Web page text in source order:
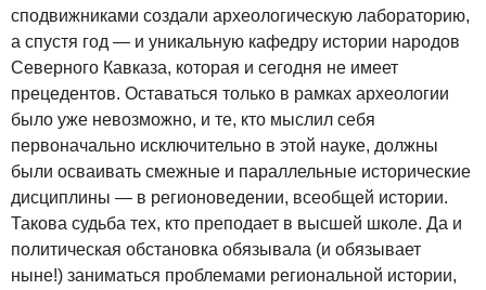
сподвижниками создали археологическую лабораторию,
а спустя год — и уникальную кафедру истории народов
Северного Кавказа, которая и сегодня не имеет
прецедентов. Оставаться только в рамках археологии
было уже невозможно, и те, кто мыслил себя
первоначально исключительно в этой науке, должны
были осваивать смежные и параллельные исторические
дисциплины — в регионоведении, всеобщей истории.
Такова судьба тех, кто преподает в высшей школе. Да и
политическая обстановка обязывала (и обязывает
ныне!) заниматься проблемами региональной истории,